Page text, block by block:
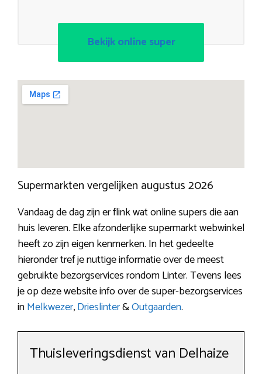
Bekijk online super
Supermarkten vergelijken augustus 2026
Vandaag de dag zijn er flink wat online supers die aan
huis leveren. Elke afzonderlijke supermarkt webwinkel
heeft zo zijn eigen kenmerken. In het gedeelte
hieronder tref je nuttige informatie over de meest
gebruikte bezorgservices rondom Linter. Tevens lees
je op deze website info over de super-bezorgservices
inMelkwezer,Drieslinter&Outgaarden.
Thuisleveringsdienst van Delhaize